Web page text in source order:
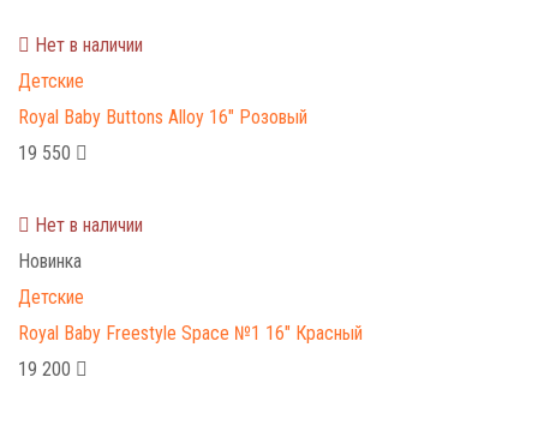
Нет в наличии
Детские
Royal Baby Buttons Alloy 16" Розовый
19 550
Нет в наличии
Новинка
Детские
Royal Baby Freestyle Space №1 16" Красный
19 200